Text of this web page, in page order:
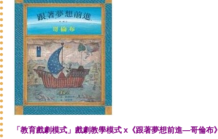
「教育戲劇模式」戲劇教學模式 x《跟著夢想前進—哥倫布